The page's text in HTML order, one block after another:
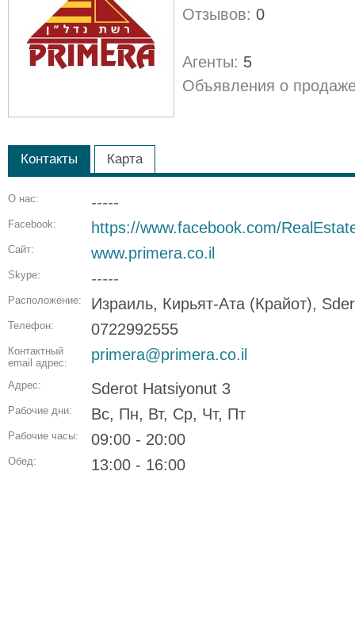
Отзывов: 0
Агенты: 5
Объявления о
Контакты Карта
О нас: -----
Facebook: https://www.facebook.com/
Сайт: www.primera.co.il
Skype: -----
Расположение: Израиль, Кирьят-Ата (Крайот),
Телефон: 0722992555
Контактный
email адрес:
primera@primera.co.il
Адрес: Sderot Hatsiyonut 3
Рабочие дни: Вс, Пн, Вт, Ср, Чт, Пт
Рабочие часы: 09:00 - 20:00
Обед: 13:00 - 16:00